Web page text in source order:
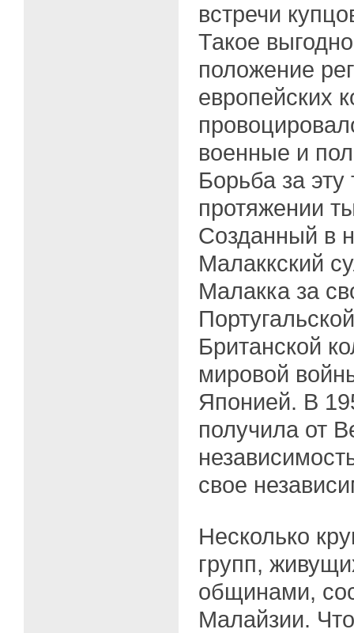
встречи
Такое
положение
европейских
военные и
Борьба за
протяжении
Созданный в
Малаккский
Малакка за
Британской
мировой
Японией. В
получила от
свое
Несколько
групп,
общинами,
Малайзии.